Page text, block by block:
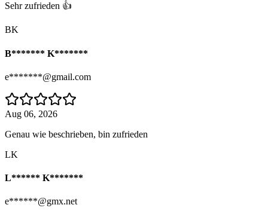
Sehr zufrieden 👍
BK
B******* K*******
e*******@gmail.com
Aug 06, 2026
Genau wie beschrieben, bin zufrieden
LK
L****** K*******
e******@gmx.net